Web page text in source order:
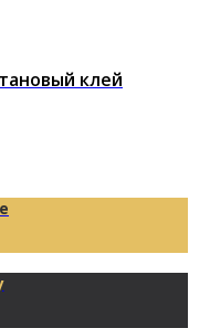
клей